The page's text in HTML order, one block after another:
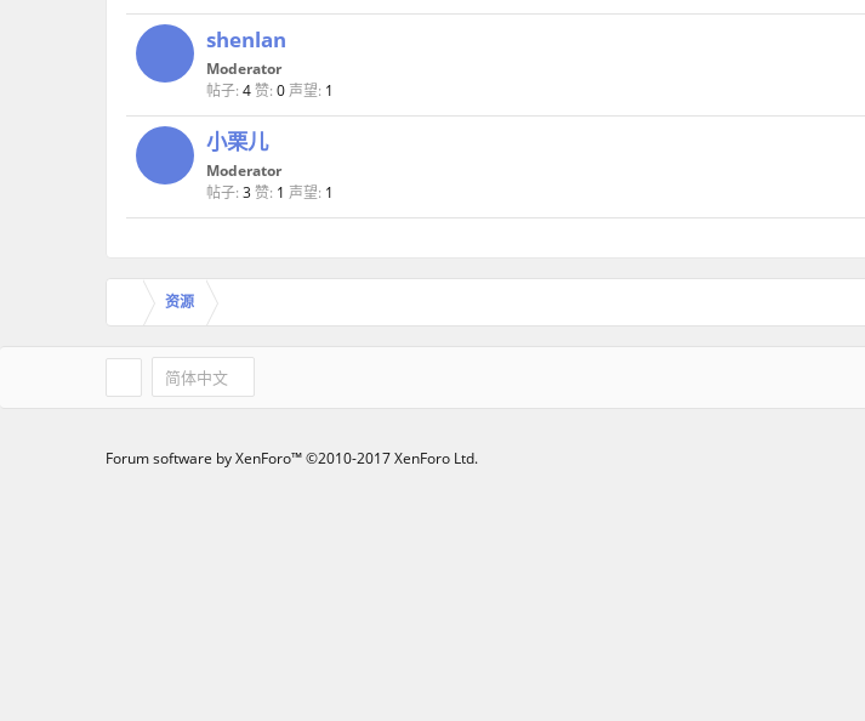
shenlan
Moderator
帖子: 4赞: 0 声望: 1
小栗儿
Moderator
帖子: 3赞: 1 声望: 1
资源
简体中文
Forum software by XenForo™©2010-2017 XenForo Ltd.